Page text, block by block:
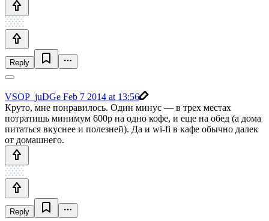
Reply
VSOP_juDGe Feb 7 2014 at 13:56
Круто, мне понравилось. Один минус — в трех местах
потратишь минимум 600р на одно кофе, и еще на обед (а дома
питаться вкуснее и полезней). Да и wi-fi в кафе обычно далек
от домашнего.
Reply